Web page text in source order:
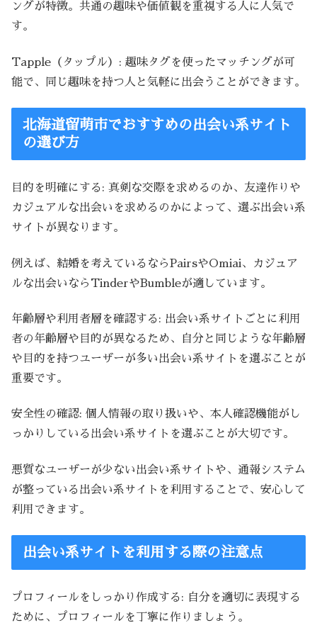
ングが特徴。共通の趣味や価値観を重視する人に人気で
す。
Tapple（タップル）: 趣味タグを使ったマッチングが可
能で、同じ趣味を持つ人と気軽に出会うことができます。
北海道留萌市でおすすめの出会い系サイト
の選び方
目的を明確にする: 真剣な交際を求めるのか、友達作りや
カジュアルな出会いを求めるのかによって、選ぶ出会い系
サイトが異なります。
例えば、結婚を考えているならPairsやOmiai、カジュア
ルな出会いならTinderやBumbleが適しています。
年齢層や利用者層を確認する: 出会い系サイトごとに利用
者の年齢層や目的が異なるため、自分と同じような年齢層
や目的を持つユーザーが多い出会い系サイトを選ぶことが
重要です。
安全性の確認: 個人情報の取り扱いや、本人確認機能がし
っかりしている出会い系サイトを選ぶことが大切です。
悪質なユーザーが少ない出会い系サイトや、通報システム
が整っている出会い系サイトを利用することで、安心して
利用できます。
出会い系サイトを利用する際の注意点
プロフィールをしっかり作成する: 自分を適切に表現する
ために、プロフィールを丁寧に作りましょう。